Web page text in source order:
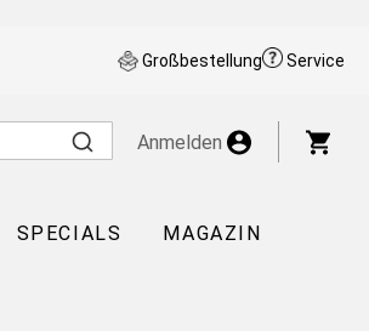
Großbestellung Service
Anmelden
SPECIALS MAGAZIN